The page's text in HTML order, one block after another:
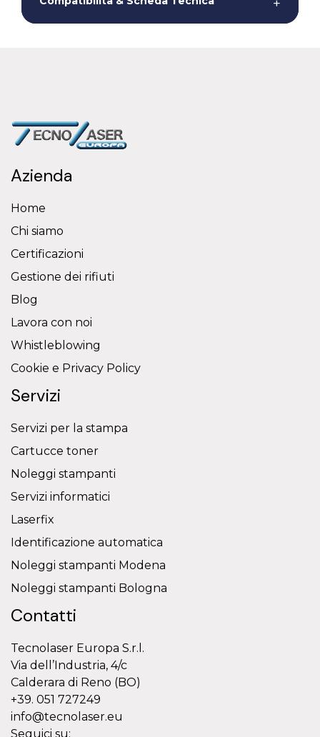
Azienda
Home
Chi siamo
Certificazioni
Gestione dei rifiuti
Blog
Lavora con noi
Whistleblowing
Cookie e Privacy Policy
Servizi
Servizi per la stampa
Cartucce toner
Noleggi stampanti
Servizi informatici
Laserfix
Identificazione automatica
Noleggi stampanti Modena
Noleggi stampanti Bologna
Contatti
Tecnolaser Europa S.r.l.
Via dell’Industria, 4/c
Calderara di Reno (BO)
+39. 051 727249
info@tecnolaser.eu
Seguici su: